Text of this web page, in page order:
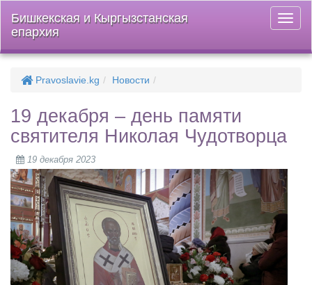
меню
Бишкекская и Кыргызстанская
епархия
Pravoslavie.kg Новости
19 декабря – день памяти
святителя Николая Чудотворца
19 декабря 2023